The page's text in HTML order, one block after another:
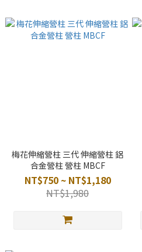
梅花伸縮營柱 三代 伸縮營柱 鋁
合金營柱 營柱 MBCF
NT$750 ~ NT$1,180
NT$1,980